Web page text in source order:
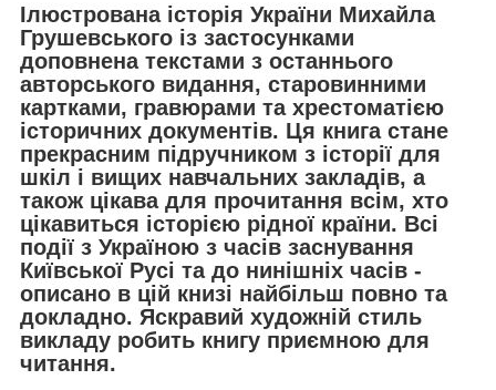
Ілюстрована історія України Михайла
Грушевського із застосунками
доповнена текстами з останнього
авторського видання, старовинними
картками, гравюрами та хрестоматією
історичних документів. Ця книга стане
прекрасним підручником з історії для
шкіл і вищих навчальних закладів, а
також цікава для прочитання всім, хто
цікавиться історією рідної країни. Всі
події з Україною з часів заснування
Київської Русі та до нинішніх часів -
описано в цій книзі найбільш повно та
докладно. Яскравий художній стиль
викладу робить книгу приємною для
читання.